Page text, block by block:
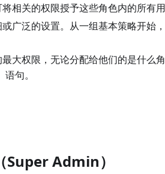
相关的权限授予这些角色内的所有用
广泛的设置。从一组基本策略开始
大权限，无论分配给他们的是什么
句。
Super Admin）